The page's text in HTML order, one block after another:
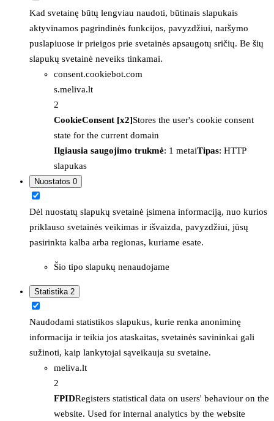
Kad svetainę būtų lengviau naudoti, būtinais slapukais
aktyvinamos pagrindinės funkcijos, pavyzdžiui, naršymo
puslapiuose ir prieigos prie svetainės apsaugotų sričių. Be šių
slapukų svetainė neveiks tinkamai.
consent.cookiebot.com
s.meliva.lt
2
CookieConsent [x2]Stores the user's cookie consent
state for the current domain
Ilgiausia saugojimo trukmė: 1 metaiTipas: HTTP
slapukas
Nuostatos 0
Dėl nuostatų slapukų svetainė įsimena informaciją, nuo kurios
priklauso svetainės veikimas ir išvaizda, pavyzdžiui, jūsų
pasirinkta kalba arba regionas, kuriame esate.
Šio tipo slapukų nenaudojame
Statistika 2
Naudodami statistikos slapukus, kurie renka anoniminę
informacija ir teikia jos ataskaitas, svetainės savininkai gali
sužinoti, kaip lankytojai sąveikauja su svetaine.
meliva.lt
2
FPIDRegisters statistical data on users' behaviour on the
website. Used for internal analytics by the website